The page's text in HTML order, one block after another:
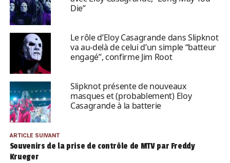
Die”
Le rôle d’Eloy Casagrande dans Slipknot
va au-delà de celui d’un simple “batteur
engagé”, confirme Jim Root
Slipknot présente de nouveaux
masques et (probablement) Eloy
Casagrande à la batterie
ARTICLE SUIVANT
Souvenirs de la prise de contrôle de MTV par Freddy
Krueger